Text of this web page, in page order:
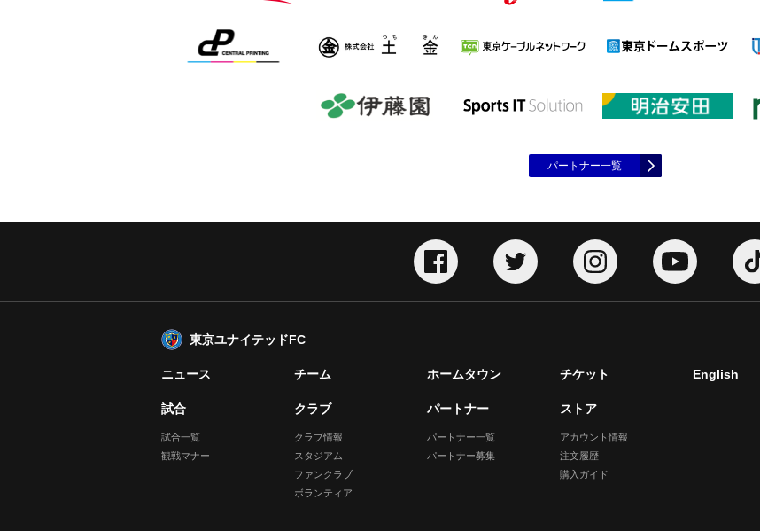
パートナー一覧
東京ユナイテッドFC
ニュース
試合
試合一覧
観戦マナー
チーム
クラブ
クラブ情報
スタジアム
ファンクラブ
ボランティア
ホームタウン
パートナー
パートナー一覧
パートナー募集
チケット
ストア
アカウント情報
注文履歴
購入ガイド
English